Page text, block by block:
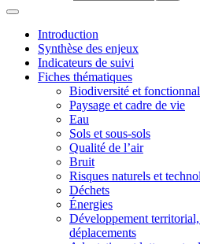
Introduction
Synthèse des enjeux
Indicateurs de suivi
Fiches thématiques
Biodiversité et
Paysage et cadre de vie
Eau
Sols et sous-sols
Qualité de l’air
Bruit
Risques naturels et
Déchets
Énergies
Développement
déplacements